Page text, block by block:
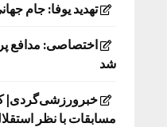
تهدید یوفا: جام
اختصاصی: مدافع
شد
خبرورزشی‌گردی|
مسابقات با نظر